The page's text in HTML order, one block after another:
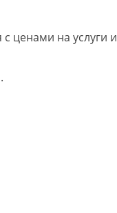
ценами на услуги и